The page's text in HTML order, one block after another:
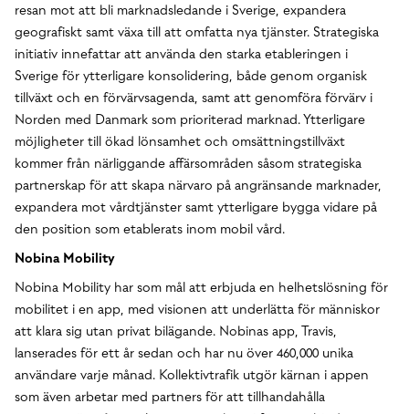
resan mot att bli marknadsledande i Sverige, expandera
geografiskt samt växa till att omfatta nya tjänster. Strategiska
initiativ innefattar att använda den starka etableringen i
Sverige för ytterligare konsolidering, både genom organisk
tillväxt och en förvärvsagenda, samt att genomföra förvärv i
Norden med Danmark som prioriterad marknad. Ytterligare
möjligheter till ökad lönsamhet och omsättningstillväxt
kommer från närliggande affärsområden såsom strategiska
partnerskap för att skapa närvaro på angränsande marknader,
expandera mot vårdtjänster samt ytterligare bygga vidare på
den position som etablerats inom mobil vård.
Nobina Mobility
Nobina Mobility har som mål att erbjuda en helhetslösning för
mobilitet i en app, med visionen att underlätta för människor
att klara sig utan privat bilägande. Nobinas app, Travis,
lanserades för ett år sedan och har nu över 460,000 unika
användare varje månad. Kollektivtrafik utgör kärnan i appen
som även arbetar med partners för att tillhandahålla